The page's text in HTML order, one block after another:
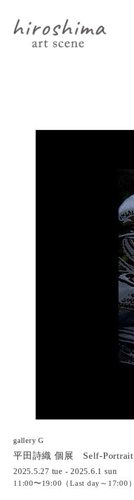
gallery G
平田詩織 個展 Self-Portrait
2025.5.27 tue - 2025.6.1 sun
11:00〜19:00（Last day～17:00）